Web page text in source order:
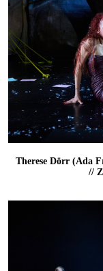
Therese Dörr (Ada
//